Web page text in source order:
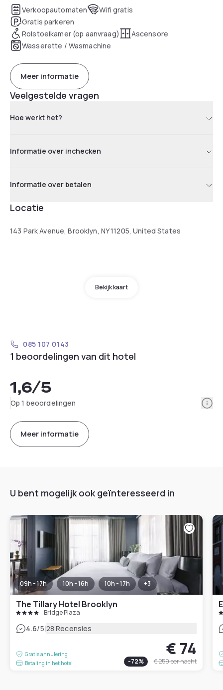
Verkoopautomaten
Wifi gratis
Gratis parkeren
Rolstoelkamer (op aanvraag)
Ascensore
Wasserette / Wasmachine
Meer informatie
Veelgestelde vragen
Hoe werkt het?
Informatie over inchecken
Informatie over betalen
Locatie
143 Park Avenue, Brooklyn, NY 11205, United States
Bekijk kaart
085 107 0143
1 beoordelingen van dit hotel
1,6/5
Op 1 beoordelingen
Meer informatie
U bent mogelijk ook geïnteresseerd in
09h - 17h 10h - 16h 10h - 17h +3
The Tillary Hotel Brooklyn
Bridge Plaza
4.6/5|28 Recensies
Gratis annulering
Betaling in het hotel
€ 74
-72% € 259per nacht